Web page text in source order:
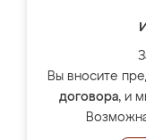
Вы вносите
договора, и